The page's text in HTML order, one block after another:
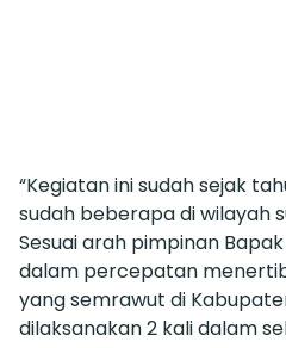
“Kegiatan ini sudah sejak
sudah beberapa di wilayah
Sesuai arah pimpinan
dalam percepatan
yang semrawut di
dilaksanakan 2 kali dalam